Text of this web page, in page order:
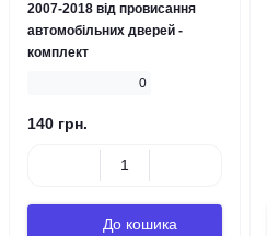
2007-2018 від провисання
автомобільних дверей -
комплект
0
140 грн.
До кошика